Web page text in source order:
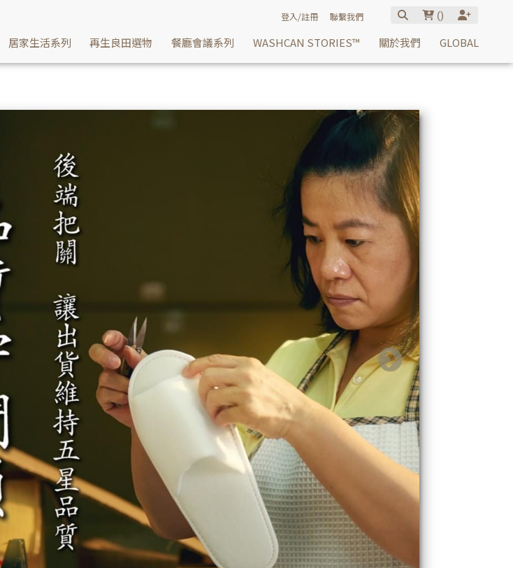
登入/註冊 聯繫我們 ()
居家生活系列 再生良田選物 餐廳會議系列 WASHCAN STORIES™ 關於我們 GLOBAL